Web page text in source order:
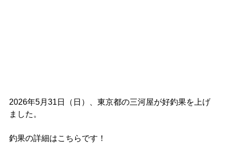
2026年5月31日（日）、東京都の三河屋が好釣果を上げ
ました。
釣果の詳細はこちらです！